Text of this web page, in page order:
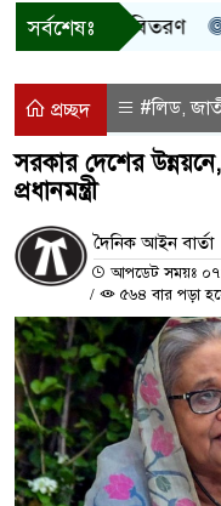
সর্বশেষঃ
সহায়তা বিতরণ
প্রচ্ছদ #লিড,
সরকার দেশের
প্রধানমন্ত্রী
দৈনিক আইন বার্তা
আপডেট সময়ঃ
/
৫৬৪ বার পড়া